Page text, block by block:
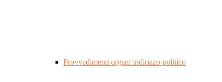
Provvedimenti organi indirizzo-politico